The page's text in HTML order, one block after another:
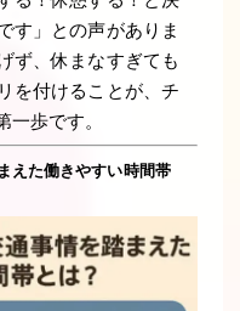
す」との声がありま
ず、休まなすぎても
を付けることが、チ
一歩です。
えた働きやすい時間帯